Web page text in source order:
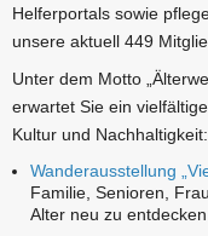
Helferportals sowie
unsere aktuell 449
Unter dem Motto
erwartet Sie ein
Kultur und Nachhaltigkeit:
Wanderausstellung
Familie, Senioren,
Alter neu zu entdecken